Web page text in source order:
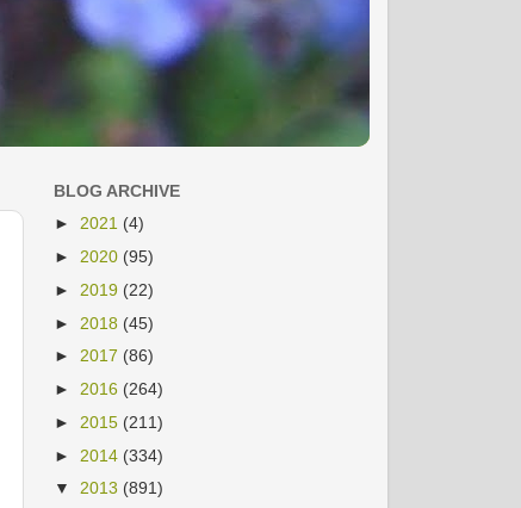
BLOG ARCHIVE
► 2021 (4)
► 2020 (95)
► 2019 (22)
► 2018 (45)
► 2017 (86)
► 2016 (264)
► 2015 (211)
► 2014 (334)
▼ 2013 (891)